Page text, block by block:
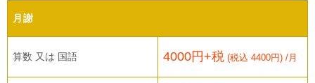
月謝
算数 又は 国語 4000円+税 (税込 4400円) /月